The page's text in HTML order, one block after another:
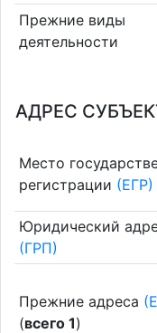
Прежние виды
деятельности
АДРЕС
Место
регистрации (ЕГР)
Юридический
(ГРП)
Прежние адреса
(всего 1)